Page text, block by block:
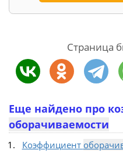
Страница
Еще найдено про
оборачиваемости
Коэффициент